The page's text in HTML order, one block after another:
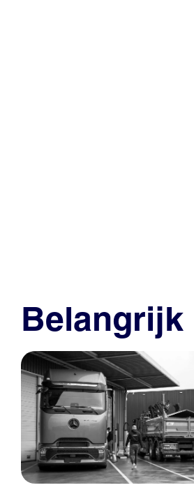
Belangrijk